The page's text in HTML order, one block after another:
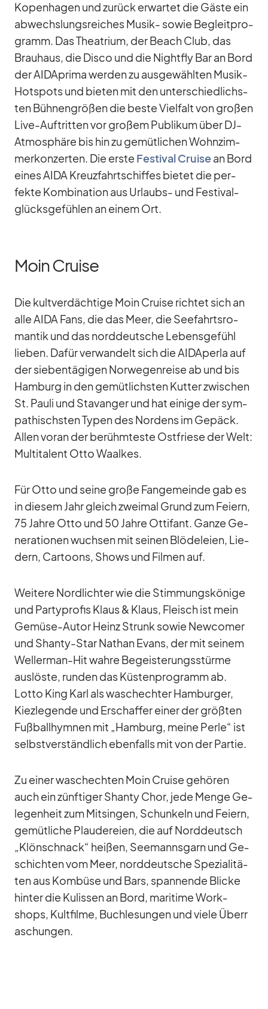
Ko­pen­ha­gen und zu­rück er­war­tet die Gäste ein
ab­wechs­lungs­rei­ches Mu­sik- so­wie Be­gleit­pro­
gramm. Das Thea­trium, der Beach Club, das
Brau­haus, die Disco und die Night­fly Bar an Bord
der AID­A­prima wer­den zu aus­ge­wähl­ten Mu­sik-
Hot­spots und bie­ten mit den un­ter­schied­lichs­
ten Büh­nen­grö­ßen die beste Viel­falt von gro­ßen
Live-Auf­trit­ten vor gro­ßem Pu­bli­kum über DJ-
At­mo­sphäre bis hin zu ge­müt­li­chen Wohn­zim­
mer­kon­zer­ten. Die erste Fes­ti­val Cruisean Bord
ei­nes AIDA Kreuz­fahrt­schif­fes bie­tet die per­
fekte Kom­bi­na­tion aus Ur­laubs- und Fes­ti­val­
glücks­ge­füh­len an ei­nem Ort.
Moin Cruise
Die kult­ver­däch­tige Moin Cruise rich­tet sich an
alle AIDA Fans, die das Meer, die See­fahrts­ro­
man­tik und das nord­deut­sche Le­bens­ge­fühl
lie­ben. Da­für ver­wan­delt sich die AID­A­perla auf
der sie­ben­tä­gi­gen Nor­we­gen­reise ab und bis
Ham­burg in den ge­müt­lichs­ten Kut­ter zwi­schen
St. Pauli und Sta­van­ger und hat ei­nige der sym­
pa­thischs­ten Ty­pen des Nor­dens im Ge­päck.
Al­len voran der be­rühm­teste Ost­friese der Welt:
Mul­ti­ta­lent Otto Waal­kes.
Für Otto und seine große Fan­ge­meinde gab es
in die­sem Jahr gleich zwei­mal Grund zum Fei­ern,
75 Jahre Otto und 50 Jahre Ot­ti­fant. Ganze Ge­
ne­ra­tio­nen wuch­sen mit sei­nen Blö­de­leien, Lie­
dern, Car­toons, Shows und Fil­men auf.
Wei­tere Nord­lich­ter wie die Stim­mungs­kö­nige
und Par­ty­pro­fis Klaus & Klaus, Fleisch ist mein
Ge­müse-Au­tor Heinz Strunk so­wie New­co­mer
und Shanty-Star Na­than Evans, der mit sei­nem
Wel­ler­man-Hit wahre Be­geis­te­rungs­stürme
aus­löste, run­den das Küs­ten­pro­gramm ab.
Lotto King Karl als wasch­ech­ter Ham­bur­ger,
Kiez­le­gende und Er­schaf­fer ei­ner der größ­ten
Fuß­ball­hym­nen mit „Ham­burg, meine Perle“ ist
selbst­ver­ständ­lich eben­falls mit von der Par­tie.
Zu ei­ner wasch­ech­ten Moin Cruise ge­hö­ren
auch ein zünf­ti­ger Shanty Chor, jede Menge Ge­
le­gen­heit zum Mit­sin­gen, Schun­keln und Fei­ern,
ge­müt­li­che Plau­de­reien, die auf Nord­deutsch
„Klön­schnack“ hei­ßen, See­manns­garn und Ge­
schich­ten vom Meer, nord­deut­sche Spe­zia­li­tä­
ten aus Kom­büse und Bars, span­nende Bli­cke
hin­ter die Ku­lis­sen an Bord, ma­ri­time Work­
shops, Kult­filme, Buch­le­sun­gen und viele Über­r
a­schun­gen.